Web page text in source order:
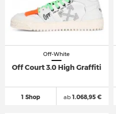
Off-White
Off Court 3.0 High Graffiti
1 Shop ab1.068,95 €